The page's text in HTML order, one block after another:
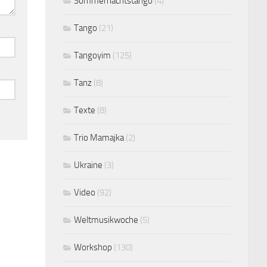
Tango (21)
Tangoyim (125)
Tanz (8)
Texte (8)
Trio Mamajka(2)
Ukraine (3)
Video (92)
Weltmusikwoche (5)
Workshop (130)